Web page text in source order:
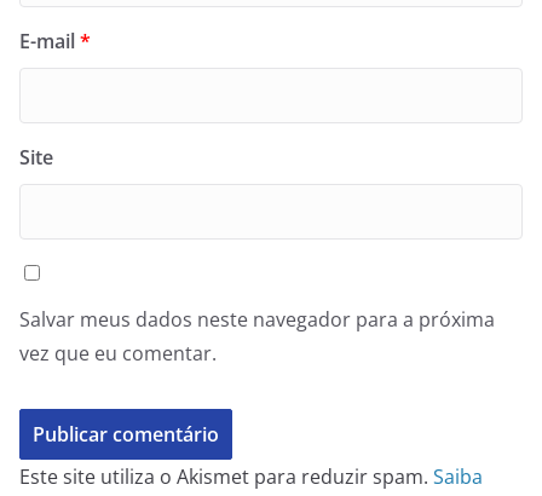
E-mail*
Site
Salvar meus dados neste navegador para a próxima
vez que eu comentar.
Este site utiliza o Akismet para reduzir spam. Saiba